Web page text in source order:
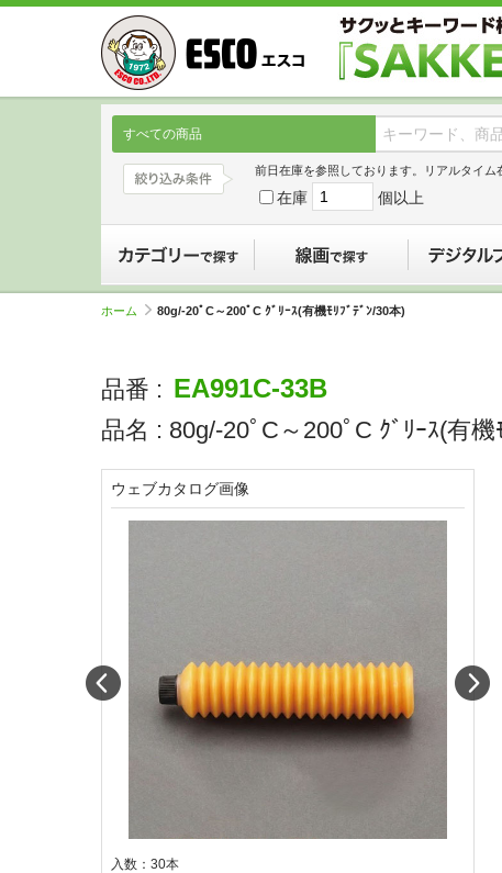
すべての商品
前日在庫を参照しております。リアルタイム
在庫 個以上
ホーム 80g/-20ﾟC～200ﾟC ｸﾞﾘｰｽ(有機ﾓﾘﾌﾞﾃﾞﾝ/30本)
品番 : EA991C-33B
品名 : 80g/-20ﾟC～200ﾟC ｸﾞﾘｰｽ(有機
ウェブカタログ画像
入数：30本